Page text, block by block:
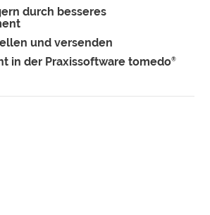
durch besseres
und versenden
in der Praxissoftware tomedo®